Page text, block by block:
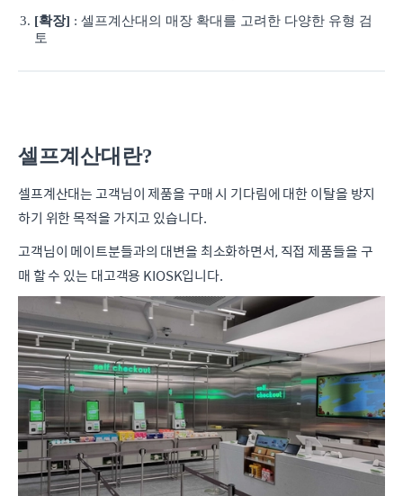
[확장] : 셀프계산대의 매장 확대를 고려한 다양한 유형 검
토
셀프계산대란?
셀프계산대는 고객님이 제품을 구매 시 기다림에 대한 이탈을 방지
하기 위한 목적을 가지고 있습니다.
고객님이 메이트분들과의 대변을 최소화하면서, 직접 제품들을 구
매 할 수 있는 대고객용 KIOSK입니다.